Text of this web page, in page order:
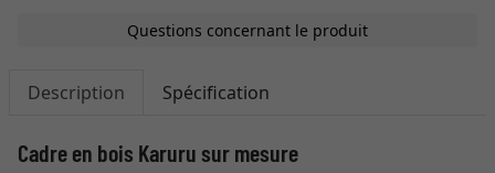
Questions concernant le produit
Description Spécification
Cadre en bois Karuru sur mesure